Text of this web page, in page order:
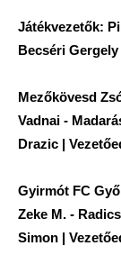
Játékvezetők:
Becséri Gergely
Mezőkövesd
Vadnai -
Drazic |
Gyirmót FC
Zeke M. -
Simon |